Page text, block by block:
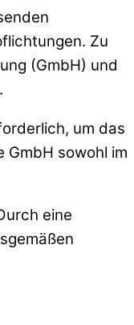
Zu
(GmbH) und
um das
GmbH sowohl im
eine